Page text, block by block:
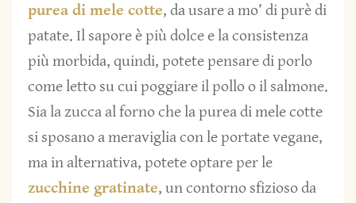
purea di mele cotte, da usare a mo’ di purè di
patate. Il sapore è più dolce e la consistenza
più morbida, quindi, potete pensare di porlo
come letto su cui poggiare il pollo o il salmone.
Sia la zucca al forno che la purea di mele cotte
si sposano a meraviglia con le portate vegane,
ma in alternativa, potete optare per le
zucchine gratinate, un contorno sfizioso da